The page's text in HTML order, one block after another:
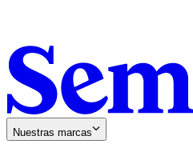
Nuestras marcas